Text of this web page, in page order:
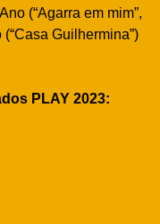
(“Agarra em mim”,
Guilhermina”)
PLAY 2023: